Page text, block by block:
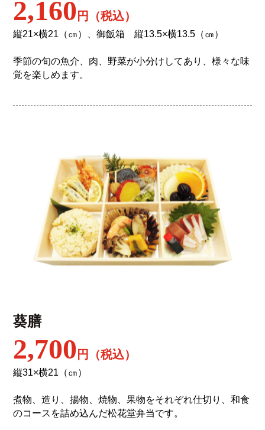
2,160 円（税込）
縦21×横21（㎝）、御飯箱 縦13.5×横13.5（㎝）
季節の旬の魚介、肉、野菜が小分けしてあり、様々な味
覚を楽しめます。
葵膳
2,700 円（税込）
縦31×横21（㎝）
煮物、造り、揚物、焼物、果物をそれぞれ仕切り、和食
のコースを詰め込んだ松花堂弁当です。